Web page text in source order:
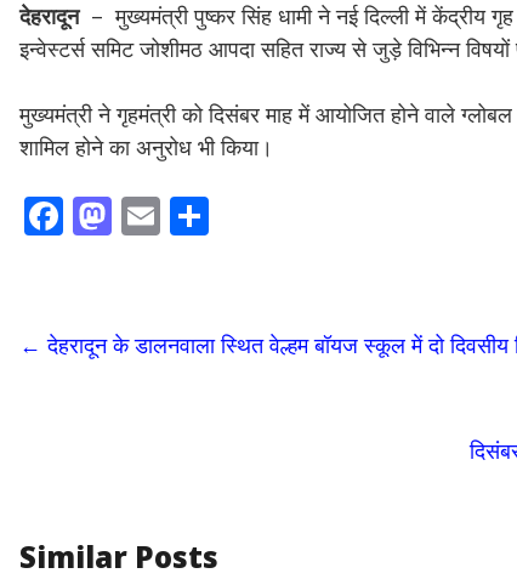
देहरादून – मुख्यमंत्री पुष्कर सिंह धामी ने नई दिल्ली में केंद्रीय
इन्वेस्टर्स समिट जोशीमठ आपदा सहित राज्य से जुड़े विभिन्न विषयों
मुख्यमंत्री ने गृहमंत्री को दिसंबर माह में आयोजित होने वाले
शामिल होने का अनुरोध भी किया।
F
b
o
M
d
o
E
l e
← देहरादून के डालनवाला स्थित वेल्हम बॉयज स्कूल में दो दिवसीय
Similar Posts